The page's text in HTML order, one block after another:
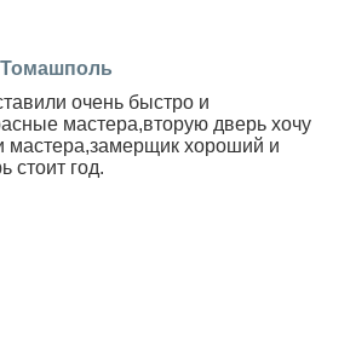
Томашполь
очень быстро и
мастера,вторую дверь хочу
мастера,замерщик хороший и
стоит год.